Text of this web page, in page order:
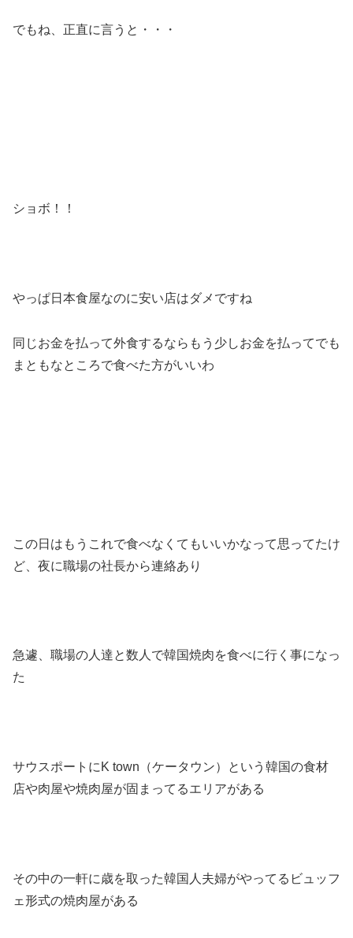
でもね、正直に言うと・・・
ショボ！！
やっぱ日本食屋なのに安い店はダメですね
同じお金を払って外食するならもう少しお金を払ってでも
まともなところで食べた方がいいわ
この日はもうこれで食べなくてもいいかなって思ってたけ
ど、夜に職場の社長から連絡あり
急遽、職場の人達と数人で韓国焼肉を食べに行く事になっ
た
サウスポートにK town（ケータウン）という韓国の食材
店や肉屋や焼肉屋が固まってるエリアがある
その中の一軒に歳を取った韓国人夫婦がやってるビュッフ
ェ形式の焼肉屋がある